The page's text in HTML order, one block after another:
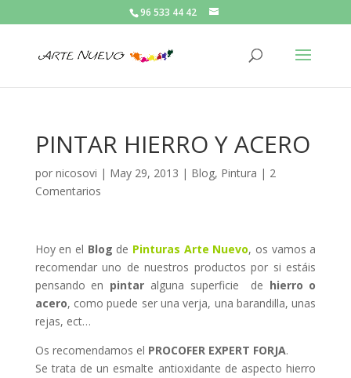
96 533 44 42
PINTAR HIERRO Y ACERO
por nicosovi | May 29, 2013 | Blog, Pintura | 2
Comentarios
Hoy en el Blog de Pinturas Arte Nuevo, os vamos a
recomendar uno de nuestros productos por si estáis
pensando en pintar alguna superficie de hierro o
acero, como puede ser una verja, una barandilla, unas
rejas, ect…
Os recomendamos el PROCOFER EXPERT FORJA.
Se trata de un esmalte antioxidante de aspecto hierro